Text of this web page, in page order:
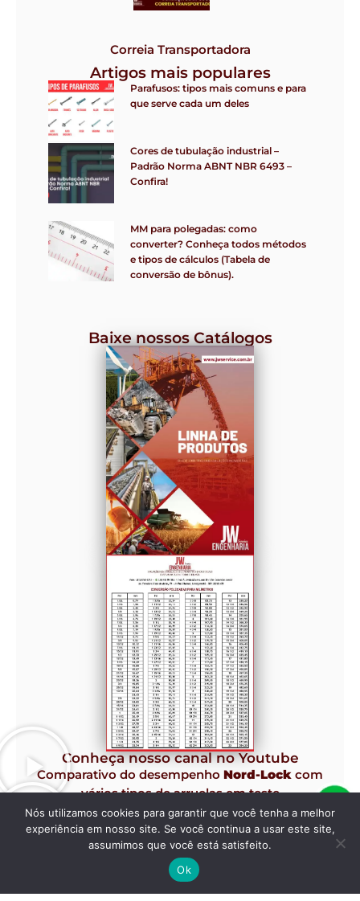
Correia Transportadora
Artigos mais populares
Parafusos: tipos mais comuns e para
que serve cada um deles
Cores de tubulação industrial –
Padrão Norma ABNT NBR 6493 –
Confira!
MM para polegadas: como
converter? Conheça todos métodos
e tipos de cálculos (Tabela de
conversão de bônus).
Baixe nossos Catálogos
Conheça nosso canal no Youtube
Comparativo do desempenho Nord-Lock com
vários tipos de arruelas em teste
Junker de Vibração.
Nós utilizamos cookies para garantir que você tenha a melhor
experiência em nosso site. Se você continua a usar este site,
assumimos que você está satisfeito.
Ok